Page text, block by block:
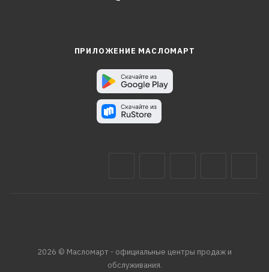
ПРИЛОЖЕНИЕ МАСЛОМАРТ
2026 © Масломарт - официальные центры продаж и
обслуживания.